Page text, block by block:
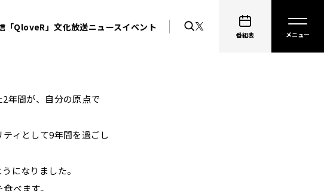
「QloveR」文化放送ニュースイベント
番組表
年間が、自分の原点で
ィとして9年間を過ごし
になりました。
食べます。